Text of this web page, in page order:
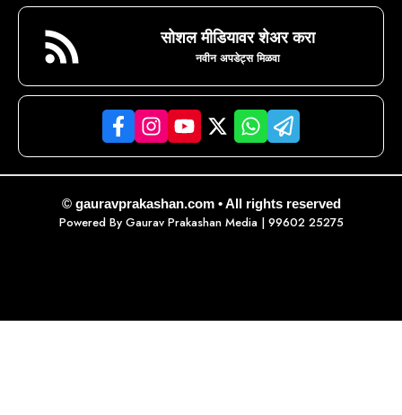
सोशल मीडियावर शेअर करा
नवीन अपडेट्स मिळवा
© gauravprakashan.com • All rights reserved
Powered By Gaurav Prakashan Media| 99602 25275